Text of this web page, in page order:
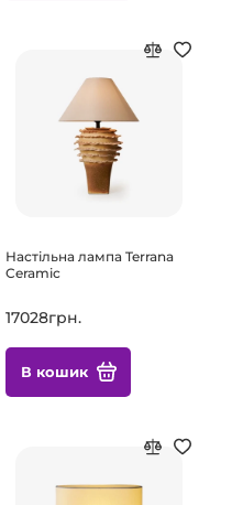
Настільна лампа Terrana
Ceramic
17028грн.
В кошик